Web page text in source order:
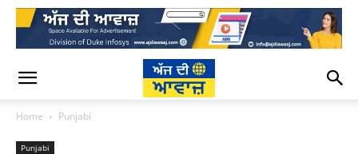
Home Punjabi
Punjabi